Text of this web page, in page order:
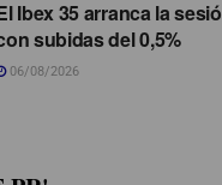
Ibex 35 arranca la
subidas del 0,5%
06/08/2026